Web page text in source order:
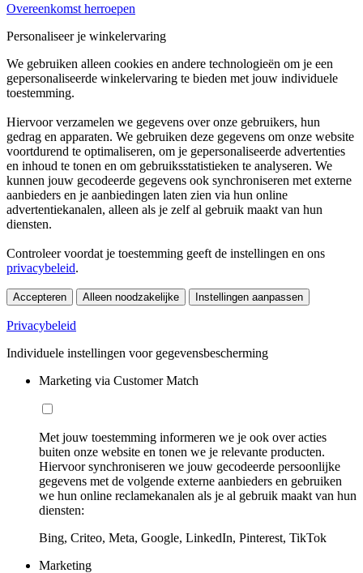
Overeenkomst herroepen
Personaliseer je winkelervaring
We gebruiken alleen cookies en andere technologieën om je een
gepersonaliseerde winkelervaring te bieden met jouw individuele
toestemming.
Hiervoor verzamelen we gegevens over onze gebruikers, hun
gedrag en apparaten. We gebruiken deze gegevens om onze website
voortdurend te optimaliseren, om je gepersonaliseerde advertenties
en inhoud te tonen en om gebruiksstatistieken te analyseren. We
kunnen jouw gecodeerde gegevens ook synchroniseren met externe
aanbieders en je aanbiedingen laten zien via hun online
advertentiekanalen, alleen als je zelf al gebruik maakt van hun
diensten.
Controleer voordat je toestemming geeft de instellingen en ons
privacybeleid.
Accepteren Alleen noodzakelijke Instellingen aanpassen
Privacybeleid
Individuele instellingen voor gegevensbescherming
Marketing via Customer Match
Met jouw toestemming informeren we je ook over acties
buiten onze website en tonen we je relevante producten.
Hiervoor synchroniseren we jouw gecodeerde persoonlijke
gegevens met de volgende externe aanbieders en gebruiken
we hun online reclamekanalen als je al gebruik maakt van hun
diensten:
Bing, Criteo, Meta, Google, LinkedIn, Pinterest, TikTok
Marketing